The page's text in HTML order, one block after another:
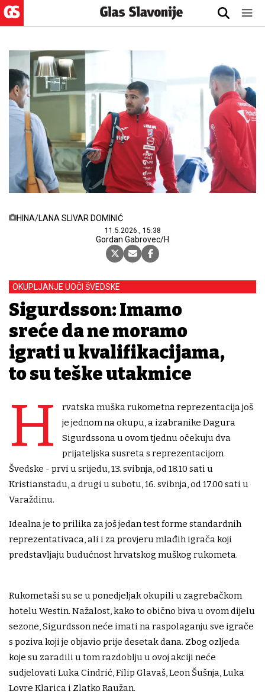
HINA/LANA SLIVAR DOMINIĆ
11.5.2026., 15:38
Gordan Gabrovec/H
OKUPLJANJE UOČI ŠVEDSKE
Sigurdsson: Imamo
sreće da ne moramo
igrati u kvalifikacijama,
to su teške utakmice
H
rvatska muška rukometna reprezentacija još
je jednom na okupu, a izabranike Dagura
Sigurdssona u ovom tjednu očekuju dva
prijateljska susreta s reprezentacijom
Švedske - prvi u srijedu, 13. svibnja, od 18.10 sati u
Kristianstadu, a drugi u subotu, 16. svibnja, od 17.00 sati u
Varaždinu.
Idealna je to prilika za još jedan test forme standardnih
reprezentativaca, ali i za provjeru mlađih igrača koji
predstavljaju budućnost hrvatskog muškog rukometa.
Rukometaši su se u ponedjeljak okupili u zagrebačkom
hotelu Westin. Nažalost, kako to obično biva u ovom dijelu
sezone, Sigurdsson neće imati na raspolaganju sve igrače
s poziva koji je objavio prije desetak dana. Zbog ozljeda
koje su zaradili u tom razdoblju u ovoj akciji neće
sudjelovati Luka Cindrić, Filip Glavaš, Leon Šušnja, Luka
Lovre Klarica i Zlatko Raužan.